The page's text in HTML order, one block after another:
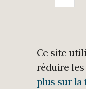
Ce site
réduire
plus sur la